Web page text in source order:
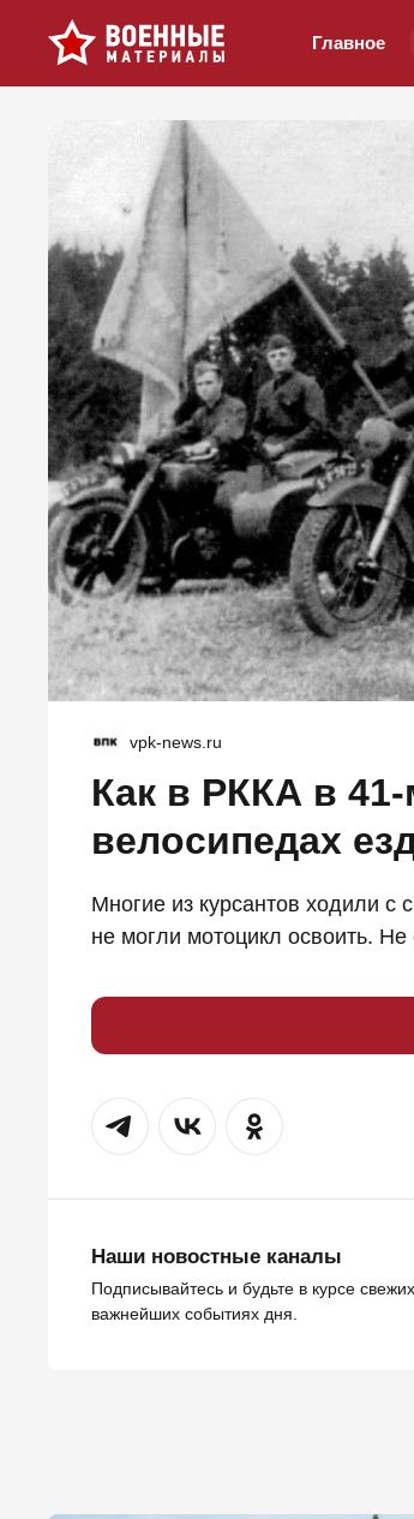
Главное
vpk-news.ru
Как в РККА в
велосипедах
Многие из курсантов ходили с
не могли мотоцикл освоить.
Наши новостные каналы
Подписывайтесь и будьте в курсе
важнейших событиях дня.